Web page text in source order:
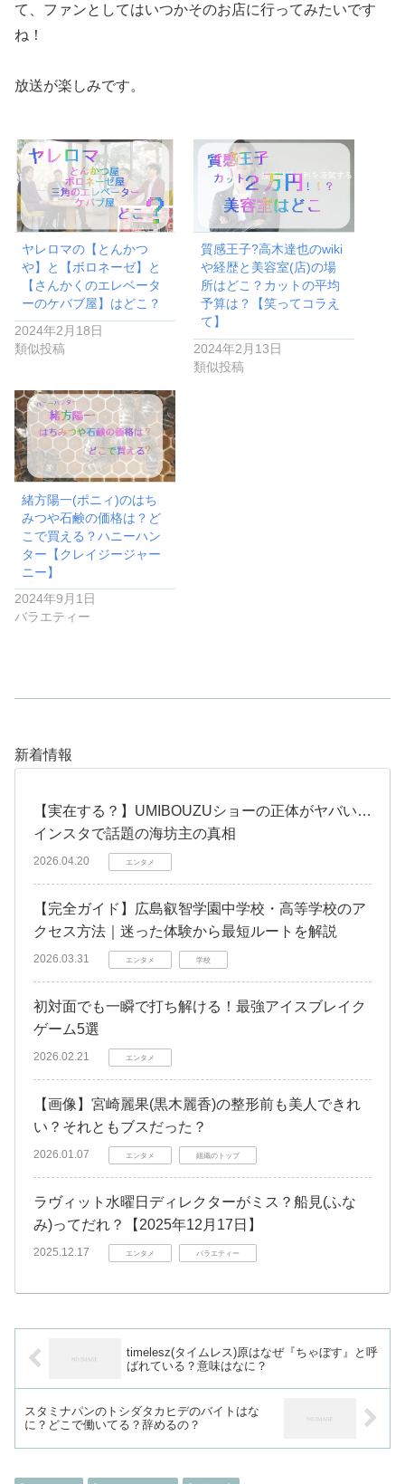
て、ファンとしてはいつかそのお店に行ってみたいです
ね！
放送が楽しみです。
ヤレロマの【とんかつ
や】と【ボロネーゼ】と
【さんかくのエレベータ
ーのケバブ屋】はどこ？
2024年2月18日
類似投稿
質感王子?高木達也のwiki
や経歴と美容室(店)の場
所はどこ？カットの平均
予算は？【笑ってコラえ
て】
2024年2月13日
類似投稿
緒方陽一(ポニィ)のはち
みつや石鹸の価格は？ど
こで買える？ハニーハン
ター【クレイジージャー
ニー】
2024年9月1日
バラエティー
新着情報
【実在する？】UMIBOUZUショーの正体がヤバい…
インスタで話題の海坊主の真相
2026.04.20 エンタメ
【完全ガイド】広島叡智学園中学校・高等学校のア
クセス方法｜迷った体験から最短ルートを解説
2026.03.31 エンタメ 学校
初対面でも一瞬で打ち解ける！最強アイスブレイク
ゲーム5選
2026.02.21 エンタメ
【画像】宮崎麗果(黒木麗香)の整形前も美人できれ
い？それともブスだった？
2026.01.07 エンタメ 組織のトップ
ラヴィット水曜日ディレクターがミス？船見(ふな
み)ってだれ？【2025年12月17日】
2025.12.17 エンタメ バラエティー
timelesz(タイムレス)原はなぜ『ちゃぼす』と呼
ばれている？意味はなに？
スタミナパンのトシダタカヒデのバイトはな
に？どこで働いてる？辞めるの？